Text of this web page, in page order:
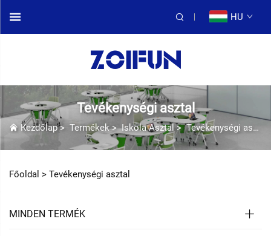
HU
Tevékenységi asztal
Kezdőlap> Termékek>Iskola Asztal >Tevékenységi asztal
Főoldal > Tevékenységi asztal
MINDEN TERMÉK